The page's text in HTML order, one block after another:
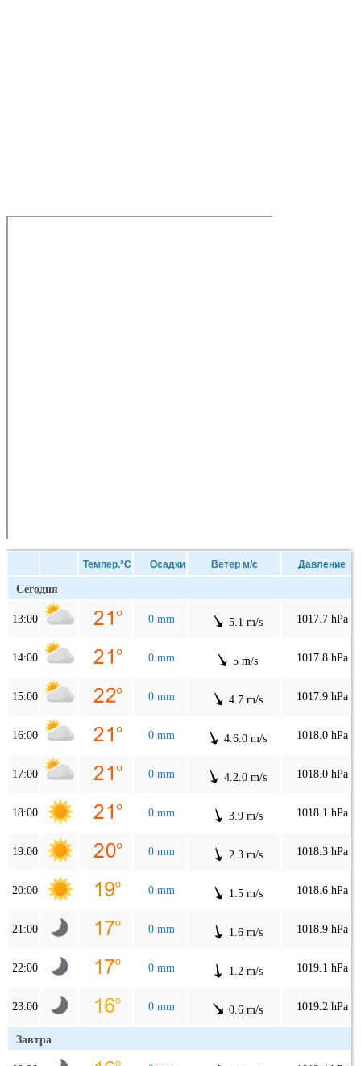
Темпер.°C Осадки Ветер м/с Давление
Сегодня
13:00 0 mm 5.1 m/s 1017.7 hPa
14:00 0 mm 5 m/s 1017.8 hPa
15:00 0 mm 4.7 m/s 1017.9 hPa
16:00 0 mm 4.6.0 m/s 1018.0 hPa
17:00 0 mm 4.2.0 m/s 1018.0 hPa
18:00 0 mm 3.9 m/s 1018.1 hPa
19:00 0 mm 2.3 m/s 1018.3 hPa
20:00 0 mm 1.5 m/s 1018.6 hPa
21:00 0 mm 1.6 m/s 1018.9 hPa
22:00 0 mm 1.2 m/s 1019.1 hPa
23:00 0 mm 0.6 m/s 1019.2 hPa
Завтра